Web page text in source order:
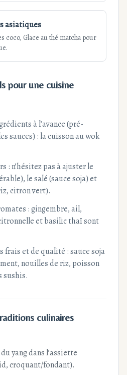
asiatiques
coco, Glace au thé matcha pour
pour une cuisine
à l’avance (pré-
sauces) : la cuisson au wok
: n’hésitez pas à ajuster le
le salé (sauce soja) et
citron vert).
: gingembre, ail,
et basilic thaï sont
et de qualité : sauce soja
nouilles de riz, poisson
sushis.
culinaires
yang dans l’assiette
croquant/fondant).